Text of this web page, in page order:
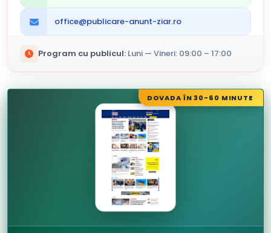
office@publicare-anunt-ziar.ro
Program cu publicul: Luni — Vineri: 09:00 – 17:00
DOVADA ÎN 30-60 MINUTE